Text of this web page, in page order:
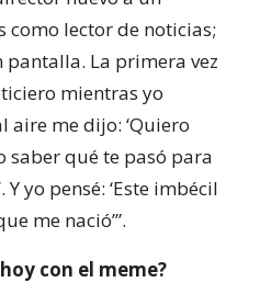
como lector de noticias;
pantalla. La primera vez
mientras yo
aire me dijo: ‘Quiero
saber qué te pasó para
yo pensé: ‘Este imbécil
me nació’”.
con el meme?